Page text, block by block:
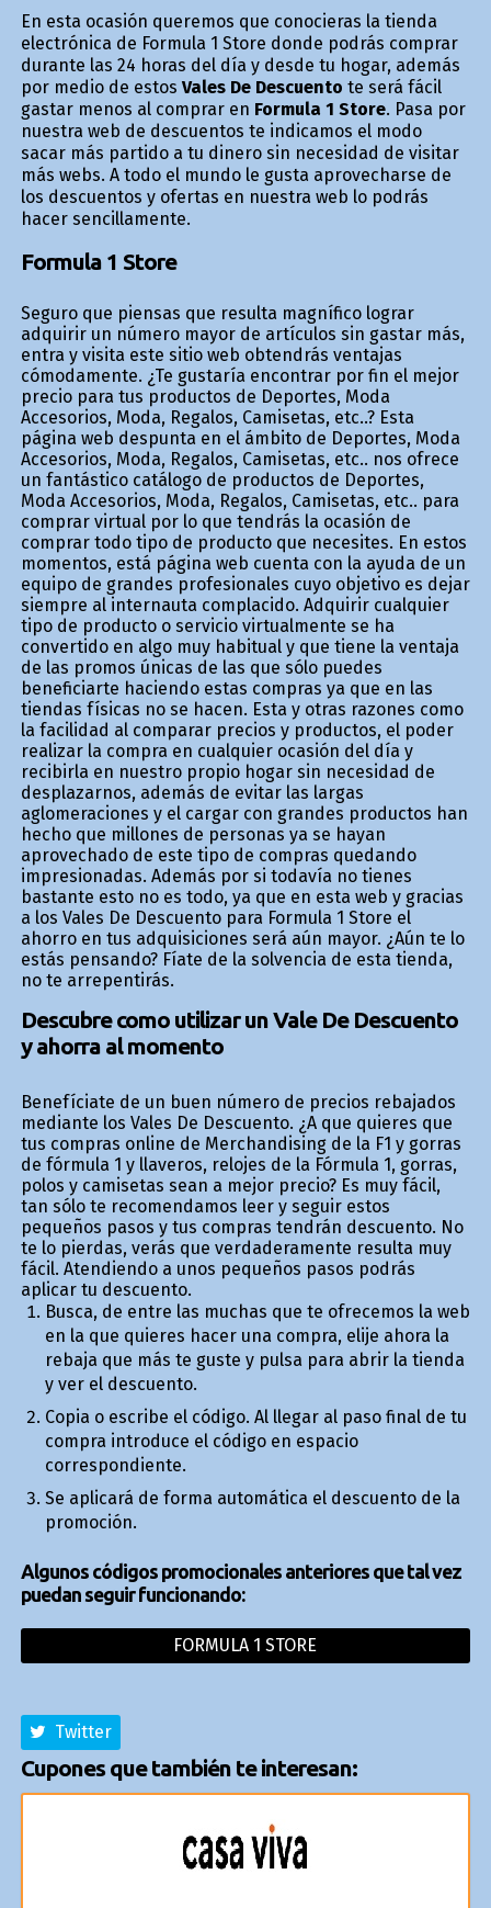
En esta ocasión queremos que conocieras la tienda
electrónica de Formula 1 Store donde podrás comprar
durante las 24 horas del día y desde tu hogar, además
por medio de estos Vales De Descuento te será fácil
gastar menos al comprar en Formula 1 Store. Pasa por
nuestra web de descuentos te indicamos el modo
sacar más partido a tu dinero sin necesidad de visitar
más webs. A todo el mundo le gusta aprovecharse de
los descuentos y ofertas en nuestra web lo podrás
hacer sencillamente.
Formula 1 Store
Seguro que piensas que resulta magnífico lograr
adquirir un número mayor de artículos sin gastar más,
entra y visita este sitio web obtendrás ventajas
cómodamente. ¿Te gustaría encontrar por fin el mejor
precio para tus productos de Deportes, Moda
Accesorios, Moda, Regalos, Camisetas, etc..? Esta
página web despunta en el ámbito de Deportes, Moda
Accesorios, Moda, Regalos, Camisetas, etc.. nos ofrece
un fantástico catálogo de productos de Deportes,
Moda Accesorios, Moda, Regalos, Camisetas, etc.. para
comprar virtual por lo que tendrás la ocasión de
comprar todo tipo de producto que necesites. En estos
momentos, está página web cuenta con la ayuda de un
equipo de grandes profesionales cuyo objetivo es dejar
siempre al internauta complacido. Adquirir cualquier
tipo de producto o servicio virtualmente se ha
convertido en algo muy habitual y que tiene la ventaja
de las promos únicas de las que sólo puedes
beneficiarte haciendo estas compras ya que en las
tiendas físicas no se hacen. Esta y otras razones como
la facilidad al comparar precios y productos, el poder
realizar la compra en cualquier ocasión del día y
recibirla en nuestro propio hogar sin necesidad de
desplazarnos, además de evitar las largas
aglomeraciones y el cargar con grandes productos han
hecho que millones de personas ya se hayan
aprovechado de este tipo de compras quedando
impresionadas. Además por si todavía no tienes
bastante esto no es todo, ya que en esta web y gracias
a los Vales De Descuento para Formula 1 Store el
ahorro en tus adquisiciones será aún mayor. ¿Aún te lo
estás pensando? Fíate de la solvencia de esta tienda,
no te arrepentirás.
Descubre como utilizar un Vale De Descuento
y ahorra al momento
Benefíciate de un buen número de precios rebajados
mediante los Vales De Descuento. ¿A que quieres que
tus compras online de Merchandising de la F1 y gorras
de fórmula 1 y llaveros, relojes de la Fórmula 1, gorras,
polos y camisetas sean a mejor precio? Es muy fácil,
tan sólo te recomendamos leer y seguir estos
pequeños pasos y tus compras tendrán descuento. No
te lo pierdas, verás que verdaderamente resulta muy
fácil. Atendiendo a unos pequeños pasos podrás
aplicar tu descuento.
Busca, de entre las muchas que te ofrecemos la web
en la que quieres hacer una compra, elije ahora la
rebaja que más te guste y pulsa para abrir la tienda
y ver el descuento.
Copia o escribe el código. Al llegar al paso final de tu
compra introduce el código en espacio
correspondiente.
Se aplicará de forma automática el descuento de la
promoción.
Algunos códigos promocionales anteriores que tal vez
puedan seguir funcionando:
FORMULA 1 STORE
Twitter
Cupones que también te interesan: